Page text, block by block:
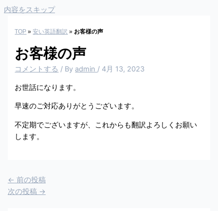
内容をスキップ
TOP »安い英語翻訳 » お客様の声
お客様の声
コメントする / By admin / 4月 13, 2023
お世話になります。
早速のご対応ありがとうございます。
不定期でございますが、これからも翻訳よろしくお願い
します。
← 前の投稿
次の投稿 →